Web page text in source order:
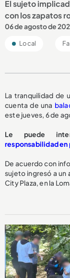
El sujeto
con los zapatos
06 de agosto de
Local
La tranquilidad de
cuenta de una
este jueves, 6 de
Le puede
responsabilidad en
De acuerdo con
sujeto ingresó a un
City Plaza, en la